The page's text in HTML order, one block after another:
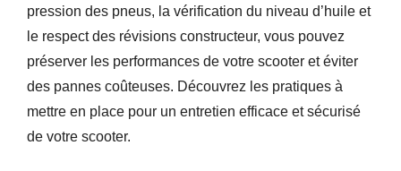
pression des pneus, la vérification du niveau d’huile et
le respect des révisions constructeur, vous pouvez
préserver les performances de votre scooter et éviter
des pannes coûteuses. Découvrez les pratiques à
mettre en place pour un entretien efficace et sécurisé
de votre scooter.